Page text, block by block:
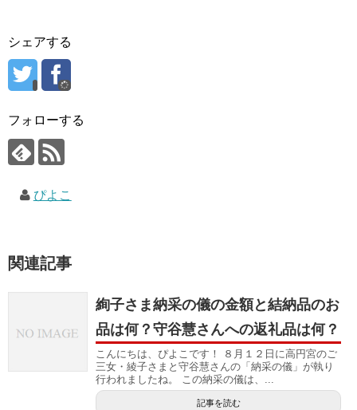
シェアする
フォローする
ぴよこ
関連記事
絢子さま納采の儀の金額と結納品のお
品は何？守谷慧さんへの返礼品は何？
こんにちは、ぴよこです！ ８月１２日に高円宮のご
三女・綾子さまと守谷慧さんの「納采の儀」が執り
行われましたね。 この納采の儀は、...
記事を読む